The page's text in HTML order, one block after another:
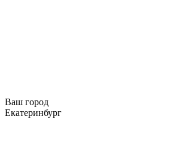
Ваш город
Екатеринбург